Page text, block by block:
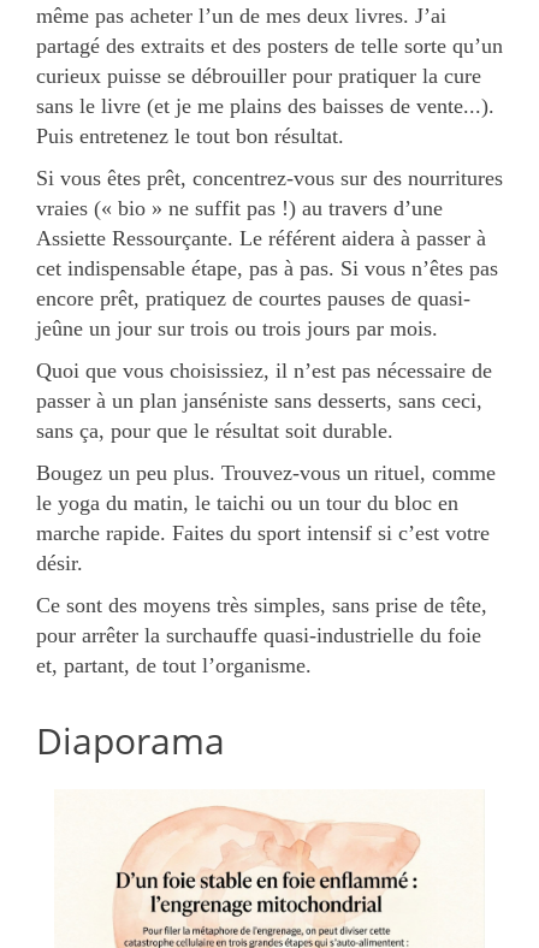
même pas acheter l’un de mes deux livres. J’ai
partagé des extraits et des posters de telle sorte qu’un
curieux puisse se débrouiller pour pratiquer la cure
sans le livre (et je me plains des baisses de vente...).
Puis entretenez le tout bon résultat.
Si vous êtes prêt, concentrez-vous sur des nourritures
vraies (« bio » ne suffit pas !) au travers d’une
Assiette Ressourçante. Le référent aidera à passer à
cet indispensable étape, pas à pas. Si vous n’êtes pas
encore prêt, pratiquez de courtes pauses de quasi-
jeûne un jour sur trois ou trois jours par mois.
Quoi que vous choisissiez, il n’est pas nécessaire de
passer à un plan janséniste sans desserts, sans ceci,
sans ça, pour que le résultat soit durable.
Bougez un peu plus. Trouvez-vous un rituel, comme
le yoga du matin, le taichi ou un tour du bloc en
marche rapide. Faites du sport intensif si c’est votre
désir.
Ce sont des moyens très simples, sans prise de tête,
pour arrêter la surchauffe quasi-industrielle du foie
et, partant, de tout l’organisme.
Diaporama